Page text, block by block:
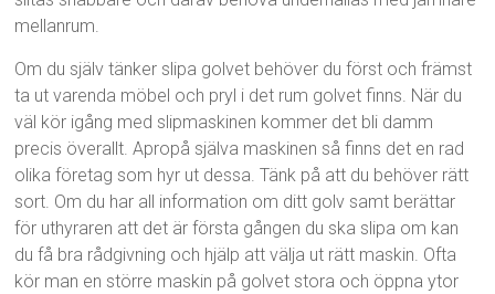
mellanrum.
Om du själv tänker slipa golvet behöver du först och främst
ta ut varenda möbel och pryl i det rum golvet finns. När du
väl kör igång med slipmaskinen kommer det bli damm
precis överallt. Apropå själva maskinen så finns det en rad
olika företag som hyr ut dessa. Tänk på att du behöver rätt
sort. Om du har all information om ditt golv samt berättar
för uthyraren att det är första gången du ska slipa om kan
du få bra rådgivning och hjälp att välja ut rätt maskin. Ofta
kör man en större maskin på golvet stora och öppna ytor